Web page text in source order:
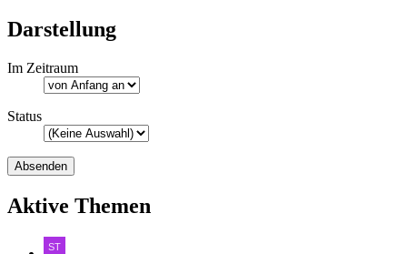
Darstellung
Im Zeitraum
Status
Aktive Themen